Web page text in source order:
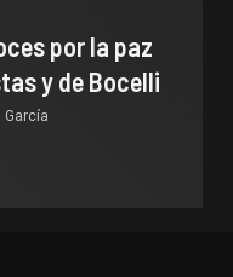
por la paz
y de Bocelli
García